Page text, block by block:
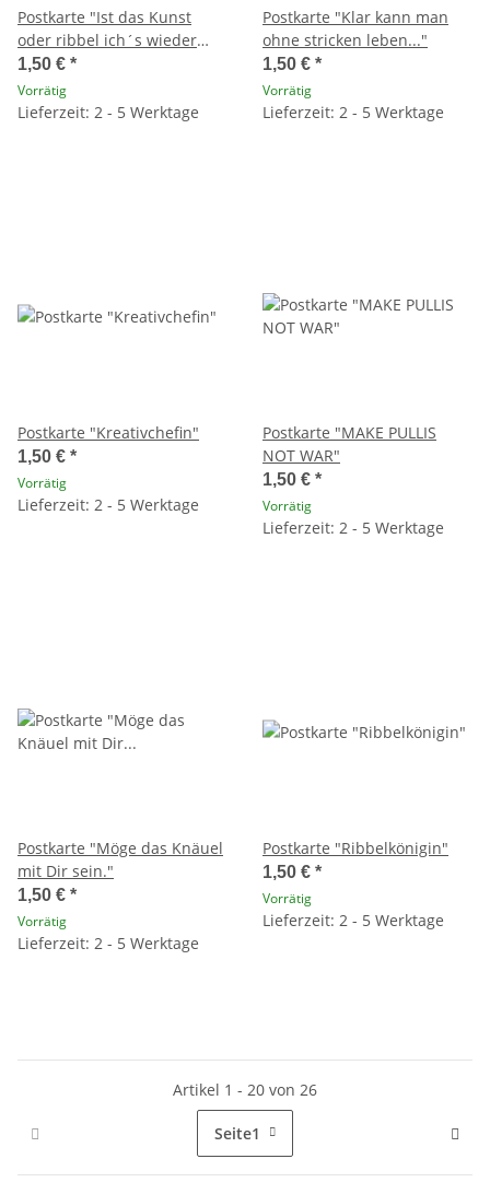
Postkarte "Ist das Kunst
oder ribbel ich´s wieder
auf?"
1,50 € *
Vorrätig
Lieferzeit: 2 - 5 Werktage
Postkarte "Klar kann man
ohne stricken leben..."
1,50 € *
Vorrätig
Lieferzeit: 2 - 5 Werktage
Postkarte "Kreativchefin"
1,50 € *
Vorrätig
Lieferzeit: 2 - 5 Werktage
Postkarte "MAKE PULLIS
NOT WAR"
1,50 € *
Vorrätig
Lieferzeit: 2 - 5 Werktage
Postkarte "Möge das Knäuel
mit Dir sein."
1,50 € *
Vorrätig
Lieferzeit: 2 - 5 Werktage
Postkarte "Ribbelkönigin"
1,50 € *
Vorrätig
Lieferzeit: 2 - 5 Werktage
Artikel 1 - 20 von 26
Seite1